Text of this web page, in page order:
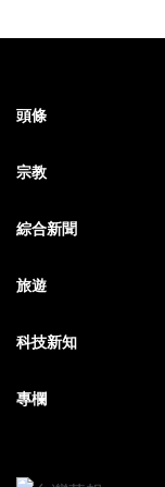
頭條
宗教
綜合新聞
旅遊
科技新知
專欄